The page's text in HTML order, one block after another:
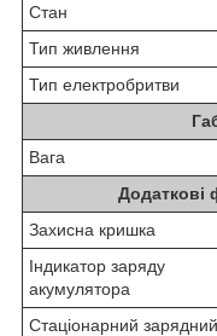
Стан
Тип живлення
Тип електробритви
Вага
Додаткові
Захисна кришка
Індикатор заряду
акумулятора
Стаціонарний зарядний